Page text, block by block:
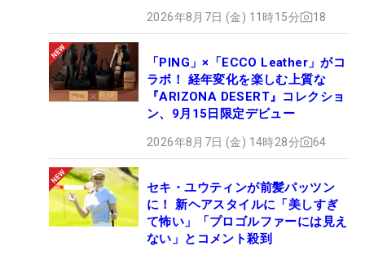
2026年8月7日 (金) 11時15分 18
「PING」×「ECCO Leather」がコ
ラボ！ 経年変化を楽しむ上質な
『ARIZONA DESERT』コレクショ
ン、9月15日限定デビュー
2026年8月7日 (金) 14時28分 64
セキ・ユウティンが前髪パッツン
に！ 新ヘアスタイルに「美しすぎ
て怖い」「プロゴルファーには見え
ない」とコメント殺到